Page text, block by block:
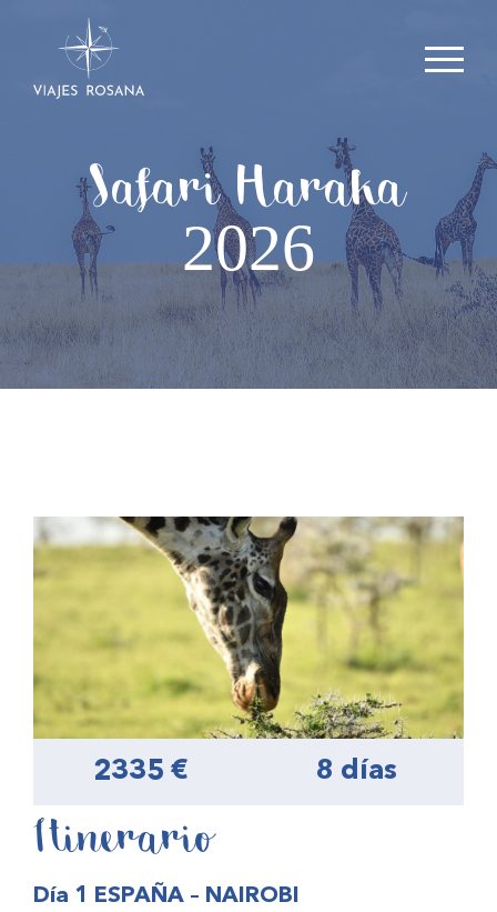
Safari Haraka
2026
2335 € 8 días
Itinerario
Día 1 ESPAÑA – NAIROBI